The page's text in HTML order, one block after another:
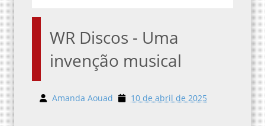
WR Discos - Uma
invenção musical
Amanda Aouad 10 de abril de 2025